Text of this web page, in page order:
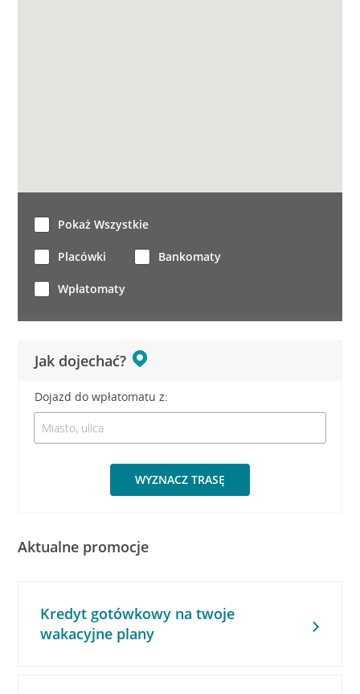
Jak dojechać?
Dojazd do wpłatomatu z:
WYZNACZ TRASĘ
Pokaż Wszystkie
Placówki Bankomaty
Wpłatomaty
Aktualne promocje
Kredyt gotówkowy na twoje
wakacyjne plany